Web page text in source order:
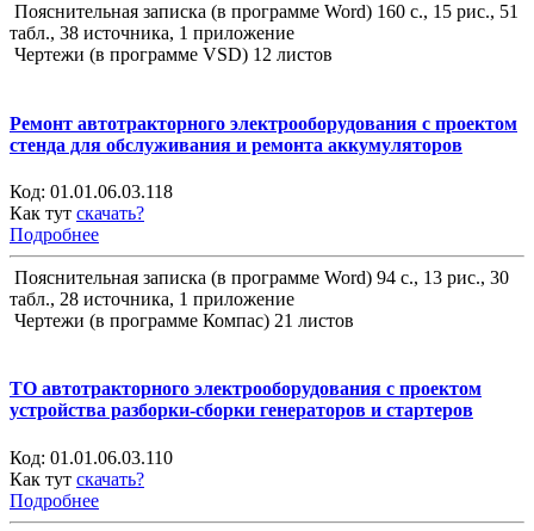
Пояснительная записка (в программе Word) 160 с., 15 рис., 51
табл., 38 источника, 1 приложение
Чертежи (в программе VSD) 12 листов
Ремонт автотракторного электрооборудования с проектом
стенда для обслуживания и ремонта аккумуляторов
Код: 01.01.06.03.118
Как тут скачать?
Подробнее
Пояснительная записка (в программе Word) 94 с., 13 рис., 30
табл., 28 источника, 1 приложение
Чертежи (в программе Компас) 21 листов
ТО автотракторного электрооборудования с проектом
устройства разборки-сборки генераторов и стартеров
Код: 01.01.06.03.110
Как тут скачать?
Подробнее